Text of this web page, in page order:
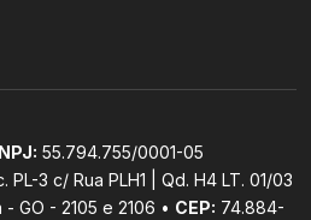
55.794.755/0001-05
PL-3 c/ Rua PLH1 | Qd. H4 LT. 01/03
- GO - 2105 e 2106 • CEP: 74.884-